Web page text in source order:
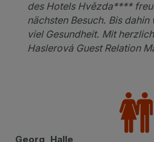
des Hotels Hvězda****
nächsten Besuch. Bis dahin
viel Gesundheit. Mit
Haslerová Guest Relation
Georg, Halle